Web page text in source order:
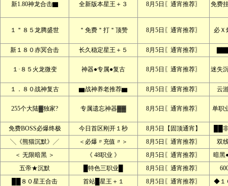
新1.80神龙合击▇ 全新版本星王＋３ 8月5日〖通宵推荐〗 免费
１＂８５龙腾盛世 ＂免费＂打＂顶赞 8月5日〖通宵推荐〗 必Ｘ
新１８０赤冥合击 长久稳定星王＋５ 8月5日〖通宵推荐〗
１·８５火龙微变 神器●专属●复古 8月5日〖通宵推荐〗 迷失
１．８０战神复古 ▆战神养老推荐▆ 8月5日〖通宵推荐〗 云
255个大陆▓独家? 专属遗忘神器▓▓ 8月5日〖通宵推荐〗 单职
免费BOSS必爆终极 今日首区刚开１秒 8月5日【固顶通宵】
██
╲《熊猫沉默》╱
＜必爆〃充值〃＞ 8月5日〖通宵推荐〗
双
＜ 无限暗黑 ＞
《 48职业 》 8月5日〖通宵推荐〗
暗黑
五帝★沉默
█特色三职业█ 8月5日〖通宵推荐〗
██８０星王合击
首站█星王＋１ 8月5日〖通宵推荐〗 ◆１